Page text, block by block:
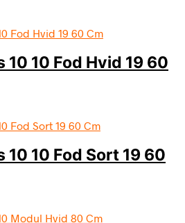
10 10 Fod Hvid 19 60
10 10 Fod Sort 19 60